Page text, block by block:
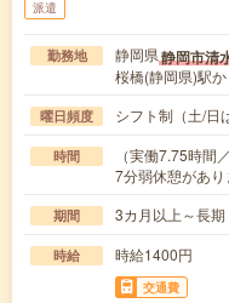
派遣
勤務地 静岡県静岡市清
桜橋(静岡県)駅
曜日頻度 シフト制（土/日
時間
（実働7.75時間
7分弱休憩があ
期間 3カ月以上～長期
時給 時給1400円
交通費